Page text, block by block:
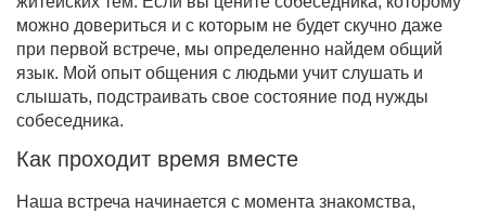
можно довериться и с которым не будет скучно даже
при первой встрече, мы определенно найдем общий
язык. Мой опыт общения с людьми учит слушать и
слышать, подстраивать свое состояние под нужды
собеседника.
Как проходит время вместе
Наша встреча начинается с момента знакомства,